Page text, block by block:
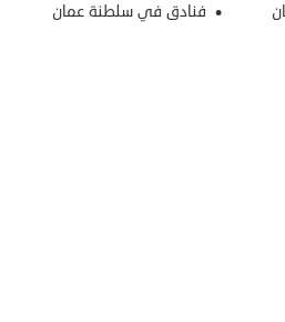
فنادق في سلطنة عمان